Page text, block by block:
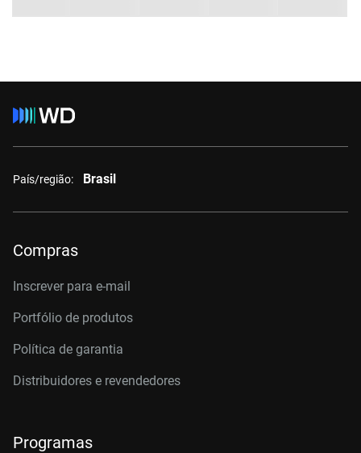
País/região: Brasil
Compras
Inscrever para e-mail
Portfólio de produtos
Política de garantia
Distribuidores e revendedores
Programas